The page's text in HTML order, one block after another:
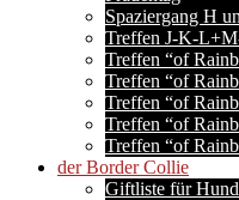
Spaziergang H
Treffen J-K-
Treffen “of
Treffen “of
Treffen “of
Treffen “of
Treffen “of
der Border Collie
Giftliste für